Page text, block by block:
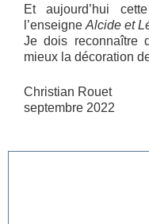
Et aujourd’hui
l’enseigne Alcide et
Je dois reconnaître
mieux la décoration
Christian Rouet
septembre 2022